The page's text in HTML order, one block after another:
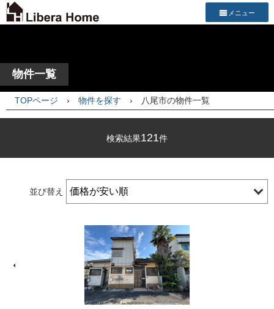
メニュー
物件一覧
TOPページ › 物件を探す › 八尾市の物件一覧
検索結果121件
並び替え